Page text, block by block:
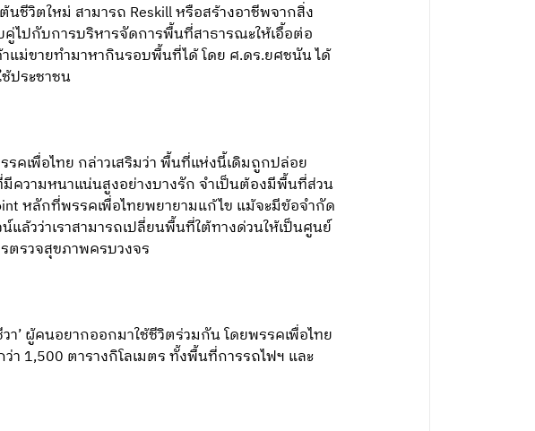
ชีวิตใหม่ สามารถ Reskill หรือสร้างอาชีพจากสิ่ง
ปกับการบริหารจัดการพื้นที่สาธารณะให้เอื้อต่อ
ม่ขายทำมาหากินรอบพื้นที่ได้ โดย ศ.ดร.ยศชนัน ได้
ประชาชน
คเพื่อไทย กล่าวเสริมว่า พื้นที่แห่งนี้เดิมถูกปล่อย
ความหนาแน่นสูงอย่างบางรัก จำเป็นต้องมีพื้นที่ส่วน
หลักที่พรรคเพื่อไทยพยายามแก้ไข แม้จะมีข้อจำกัด
ล้วว่าเราสามารถเปลี่ยนพื้นที่ใต้ทางด่วนให้เป็นศูนย์
ตรวจสุขภาพครบวงจร
’ ผู้คนอยากออกมาใช้ชีวิตร่วมกัน โดยพรรคเพื่อไทย
1,500 ตารางกิโลเมตร ทั้งพื้นที่การรถไฟฯ และ